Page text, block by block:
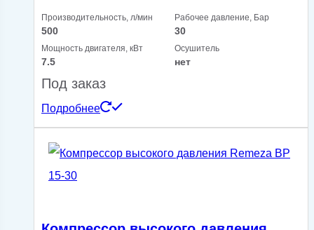
Производительность, л/мин
500
Рабочее давление, Бар
30
Мощность двигателя, кВт
7.5
Осушитель
нет
Под заказ
Подробнее